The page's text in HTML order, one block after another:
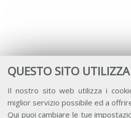
QUESTO SITO
Il nostro sito web utilizza i
miglior servizio possibile ed a
Qui puoi cambiare le tue